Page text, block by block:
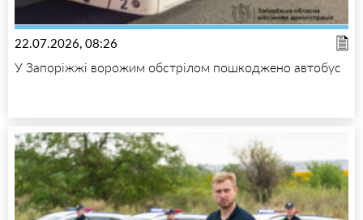
22.07.2026, 08:26
У Запоріжжі ворожим обстрілом пошкоджено автобус